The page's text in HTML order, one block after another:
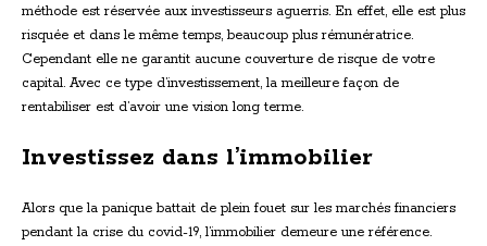
méthode est réservée aux investisseurs aguerris. En effet, elle est plus
risquée et dans le même temps, beaucoup plus rémunératrice.
Cependant elle ne garantit aucune couverture de risque de votre
capital. Avec ce type d’investissement, la meilleure façon de
rentabiliser est d’avoir une vision long terme.
Investissez dans l’immobilier
Alors que la panique battait de plein fouet sur les marchés financiers
pendant la crise du covid-19, l’immobilier demeure une référence.